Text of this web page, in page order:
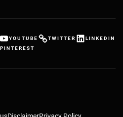
YOUTUBE TWITTER
LINKEDIN
PINTEREST